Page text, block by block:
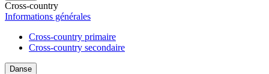
Cross-country
Informations générales
Cross-country primaire
Cross-country secondaire
Danse